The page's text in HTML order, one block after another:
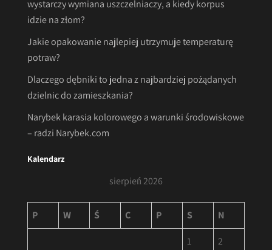
wystarczy wymiana uszczelniaczy, a kiedy korpus
idzie na złom?
Jakie opakowanie najlepiej utrzymuje temperaturę
potraw?
Dlaczego dębniki to jedna z najbardziej pożądanych
dzielnic do zamieszkania?
Narybek karasia kolorowego a warunki środowiskowe
– radzi Narybek.com
Kalendarz
sierpień 2026
P W Ś C P S N
1 2